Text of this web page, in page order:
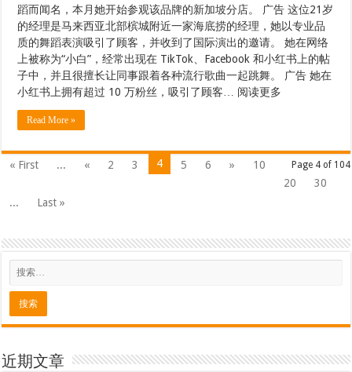
蹈而闻名，本月她开始参观该品牌的新加坡分店。 广告 这位21岁
的经理是马来西亚北部槟城附近一家海底捞的经理，她以专业品
质的舞蹈表演吸引了顾客，并收到了国际演出的邀请。 她在网络
上被称为“小白”，经常出现在 TikTok、Facebook 和小红书上的帖
子中，并且很擅长让同事跟着各种流行歌曲一起跳舞。 广告 她在
小红书上拥有超过 10 万粉丝，吸引了顾客… 阅读更多
Read More »
Page 4 of 104
« First ... « 2 3 4 5 6 »
10
20
30
...
Last »
近期文章